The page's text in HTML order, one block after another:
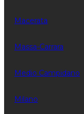
Macerata
Massa-Carrara
Medio Campidano
Milano